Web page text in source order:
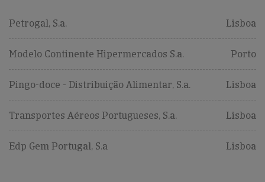
Petrogal, S.a. Lisboa
Modelo Continente Hipermercados S.a. Porto
Pingo-doce - Distribuição Alimentar, S.a. Lisboa
Transportes Aéreos Portugueses, S.a. Lisboa
Edp Gem Portugal, S.a Lisboa